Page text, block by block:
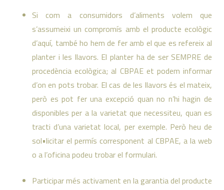
Si com a consumidors d’aliments volem que
s’assumeixi un compromís amb el producte ecològic
d’aquí, també ho hem de fer amb el que es refereix al
planter i les llavors. El planter ha de ser SEMPRE de
procedència ecològica; al CBPAE et podem informar
d’on en pots trobar. El cas de les llavors és el mateix,
però es pot fer una excepció quan no n’hi hagin de
disponibles per a la varietat que necessiteu, quan es
tracti d’una varietat local, per exemple. Però heu de
sol•licitar el permís corresponent al CBPAE, a la web
o a l’oficina podeu trobar el formulari.
Participar més activament en la garantia del producte